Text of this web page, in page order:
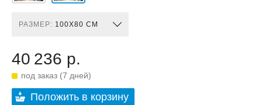
РАЗМЕР: 100X80 СМ
40 236 р.
под заказ (7 дней)
Положить в корзину